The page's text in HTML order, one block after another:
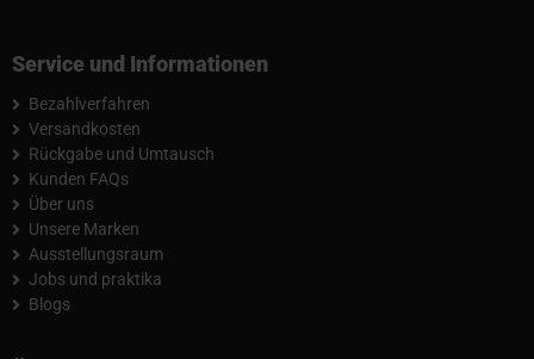
Service und Informationen
Bezahlverfahren
Versandkosten
Rückgabe und Umtausch
Kunden FAQs
Über uns
Unsere Marken
Ausstellungsraum
Jobs und praktika
Blogs